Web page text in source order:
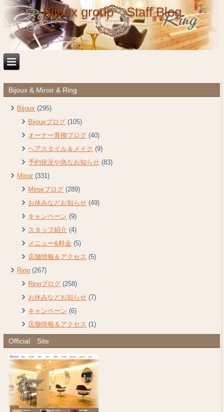
Bijoux group Staff Blog
Bijoux & Miroir & Ring
Bijoux (295)
Bijouxブログ (105)
オーナー青柳ブログ (40)
ヘアスタイル＆メイク (9)
予約状況や急なお知らせ (83)
Miroir (331)
Miroirブログ (289)
お休みなどお知らせ (49)
キャンペーン (9)
スタッフ紹介 (4)
メニュー&料金 (5)
店舗情報＆アクセス (5)
Ring (267)
Ringブログ (258)
お休みなどお知らせ (7)
キャンペーン (6)
店舗情報＆アクセス (1)
Official Site